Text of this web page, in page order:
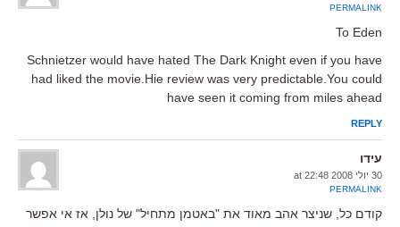
PERMALINK
To Eden
Schnietzer would have hated The Dark Knight even if you have
had liked the movie.Hie review was very predictable.You could
have seen it coming from miles ahead
REPLY
עידו
30 יולי 2008 at 22:48
PERMALINK
קודם כל, שניצר אהב מאוד את "באטמן מתחיל" של נולן, אז אי אפשר